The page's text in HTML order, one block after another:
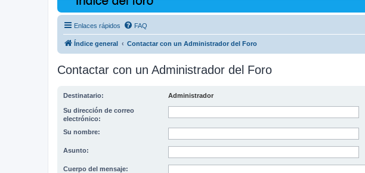
Enlaces rápidos FAQ
Índice general Contactar con un Administrador del Foro
Contactar con un Administrador del Foro
Destinatario: Administrador
Su dirección de correo
electrónico:
Su nombre:
Asunto:
Cuerpo del mensaje: